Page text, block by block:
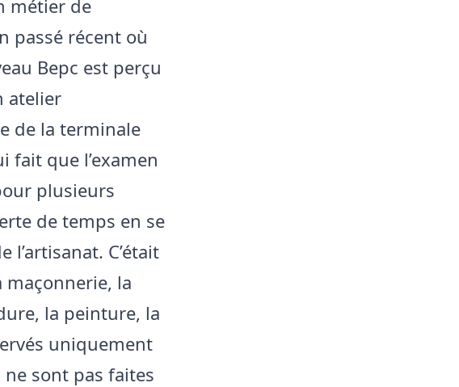
métier de
passé récent où
Bepc est perçu
atelier
de la terminale
fait que l’examen
plusieurs
de temps en se
C’était
maçonnerie, la
la peinture, la
uniquement
sont pas faites